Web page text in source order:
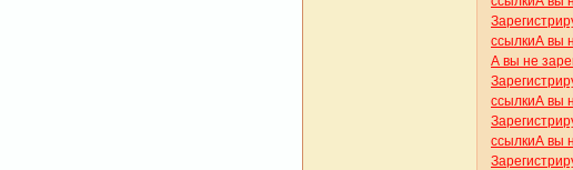
ссылкиА вы
А вы не
ссылкиА вы
ссылкиА вы